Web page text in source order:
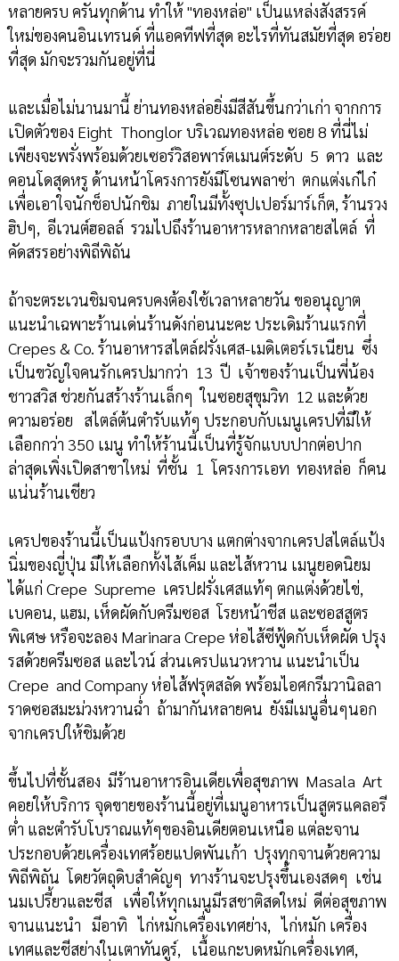
หลายครบ ครันทุกด้าน ทำให้ "ทองหล่อ" เป็นแหล่งสังสรรค์
ใหม่ของคนอินเทรนด์ ที่แอคทีฟที่สุด อะไรที่ทันสมัยที่สุด อร่อย
ที่สุด มักจะรวมกันอยู่ที่นี่
และเมื่อไม่นานมานี้ ย่านทองหล่อยิ่งมีสีสันขึ้นกว่าเก่า จากการ
เปิดตัวของ Eight Thonglor บริเวณทองหล่อ ซอย 8 ที่นี่ไม่
เพียงจะพรั่งพร้อมด้วยเซอร์วิสอพาร์ตเมนต์ระดับ 5 ดาว และ
คอนโดสุดหรู ด้านหน้าโครงการยังมีโซนพลาซ่า ตกแต่งเก๋ไก๋
เพื่อเอาใจนักช็อปนักชิม ภายในมีทั้งซุปเปอร์มาร์เก็ต, ร้านรวง
ฮิปๆ, อีเวนต์ฮอลล์ รวมไปถึงร้านอาหารหลากหลายสไตล์ ที่
คัดสรรอย่างพิถีพิถัน
ถ้าจะตระเวนชิมจนครบคงต้องใช้เวลาหลายวัน ขออนุญาต
แนะนำเฉพาะร้านเด่นร้านดังก่อนนะคะ ประเดิมร้านแรกที่
Crepes & Co. ร้านอาหารสไตล์ฝรั่งเศส-เมดิเตอร์เรเนียน ซึ่ง
เป็นขวัญใจคนรักเครปมากว่า 13 ปี เจ้าของร้านเป็นพี่น้อง
ชาวสวิส ช่วยกันสร้างร้านเล็กๆ ในซอยสุขุมวิท 12 และด้วย
ความอร่อย สไตล์ต้นตำรับแท้ๆ ประกอบกับเมนูเครปที่มีให้
เลือกกว่า 350 เมนู ทำให้ร้านนี้เป็นที่รู้จักแบบปากต่อปาก
ล่าสุดเพิ่งเปิดสาขาใหม่ ที่ชั้น 1 โครงการเอท ทองหล่อ ก็คน
แน่นร้านเชียว
เครปของร้านนี้เป็นแป้งกรอบบาง แตกต่างจากเครปสไตล์แป้ง
นิ่มของญี่ปุ่น มีให้เลือกทั้งไส้เค็ม และไส้หวาน เมนูยอดนิยม
ได้แก่ Crepe Supreme เครปฝรั่งเศสแท้ๆ ตกแต่งด้วยไข่,
เบคอน, แฮม, เห็ดผัดกับครีมซอส โรยหน้าชีส และซอสสูตร
พิเศษ หรือจะลอง Marinara Crepe ห่อไส้ซีฟู้ดกับเห็ดผัด ปรุง
รสด้วยครีมซอส และไวน์ ส่วนเครปแนวหวาน แนะนำเป็น
Crepe and Company ห่อไส้ฟรุตสลัด พร้อมไอศกรีมวานิลลา
ราดซอสมะม่วงหวานฉ่ำ ถ้ามากันหลายคน ยังมีเมนูอื่นๆนอก
จากเครปให้ชิมด้วย
ขึ้นไปที่ชั้นสอง มีร้านอาหารอินเดียเพื่อสุขภาพ Masala Art
คอยให้บริการ จุดขายของร้านนี้อยู่ที่เมนูอาหารเป็นสูตรแคลอรี
ต่ำ และตำรับโบราณแท้ๆของอินเดียตอนเหนือ แต่ละจาน
ประกอบด้วยเครื่องเทศร้อยแปดพันเก้า ปรุงทุกจานด้วยความ
พิถีพิถัน โดยวัตถุดิบสำคัญๆ ทางร้านจะปรุงขึ้นเองสดๆ เช่น
นมเปรี้ยวและชีส เพื่อให้ทุกเมนูมีรสชาติสดใหม่ ดีต่อสุขภาพ
จานแนะนำ มีอาทิ ไก่หมักเครื่องเทศย่าง, ไก่หมัก เครื่อง
เทศและชีสย่างในเตาทันดูร์, เนื้อแกะบดหมักเครื่องเทศ,